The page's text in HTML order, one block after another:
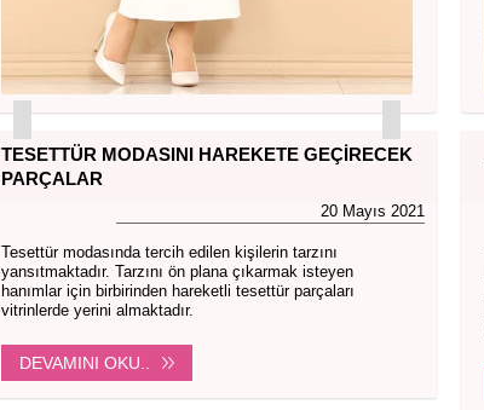
TESETTÜR MODASINI HAREKETE GEÇIRECEK
PARÇALAR
20 Mayıs 2021
Tesettür modasında tercih edilen kişilerin tarzını
yansıtmaktadır. Tarzını ön plana çıkarmak isteyen
hanımlar için birbirinden hareketli tesettür parçaları
vitrinlerde yerini almaktadır.
DEVAMINI OKU..